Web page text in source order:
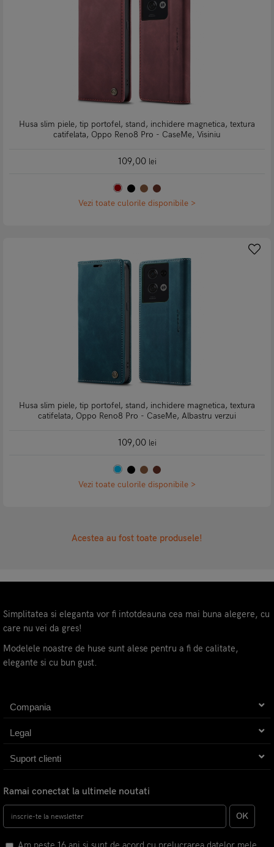
Husa slim piele, tip portofel, stand, inchidere magnetica, textura
catifelata, Oppo Reno8 Pro - CaseMe, Visiniu
109,00lei
Vezi toate culorile disponibile >
Husa slim piele, tip portofel, stand, inchidere magnetica, textura
catifelata, Oppo Reno8 Pro - CaseMe, Albastru verzui
109,00lei
Vezi toate culorile disponibile >
Acestea au fost toate produsele!
Simplitatea si eleganta vor fi intotdeauna cea mai buna alegere, cu
care nu vei da gres!
Modelele noastre de huse sunt alese pentru a fi de calitate,
elegante si cu bun gust.
Compania
Legal
Suport clienti
Ramai conectat la ultimele noutati
OK